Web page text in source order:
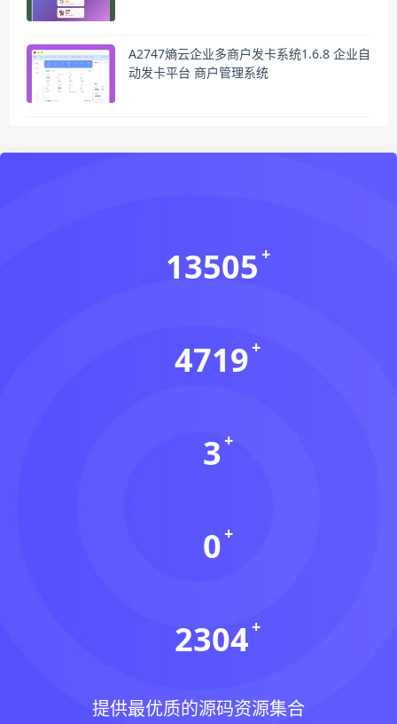
A2747熵云企业多商户发卡系统1.6.8 企业自
动发卡平台 商户管理系统
13505
4719
3
0
2304
提供最优质的源码资源集合